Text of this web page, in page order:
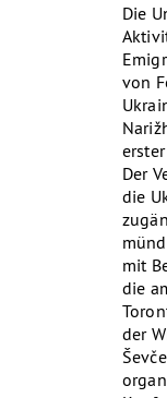
Die
von
Der
die
mit
die
der